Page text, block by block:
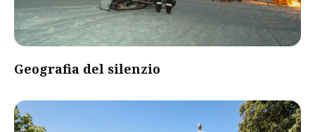
Geografia del silenzio